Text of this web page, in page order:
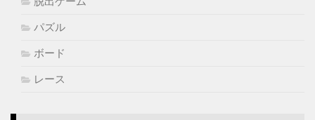
パズル
ボード
レース